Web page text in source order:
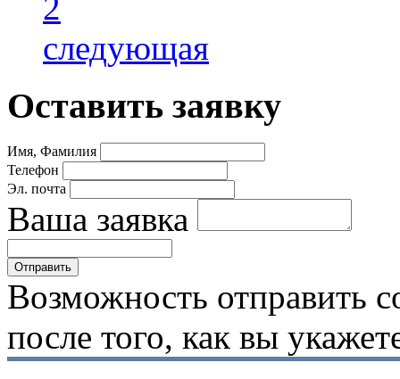
следующая
Оставить заявку
Имя, Фамилия
Телефон
Эл. почта
Ваша заявка
Возможность отправить
после того, как вы